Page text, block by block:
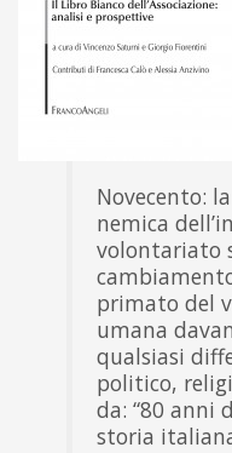
Novecento:
nemica
volontariato
primato del
umana
qualsiasi
politico,
da: “80 anni
storia